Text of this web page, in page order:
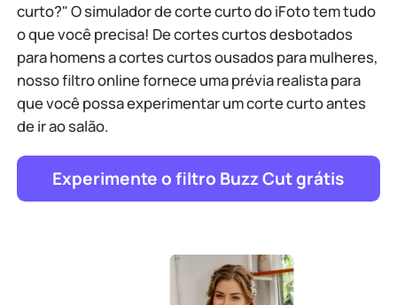
curto?" O simulador de corte curto do iFoto tem tudo
o que você precisa! De cortes curtos desbotados
para homens a cortes curtos ousados para mulheres,
nosso filtro online fornece uma prévia realista para
que você possa experimentar um corte curto antes
de ir ao salão.
Experimente o filtro Buzz Cut grátis